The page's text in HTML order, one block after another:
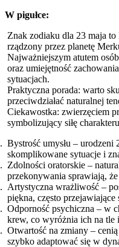
W pigułce:
Znak zodiaku dla 23 maja
rządzony przez planetę
Najważniejszym atutem
oraz umiejętność
sytuacjach.
Praktyczna porada: warto
przeciwdziałać naturalnej
Ciekawostka: zwierzęciem
symbolizujący siłę
Bystrość umysłu – urodzeni
skomplikowane sytuacje i
Zdolności oratorskie –
przekonywania sprawiają,
Artystyczna wrażliwość –
piękna, często
Odporność psychiczna – w
krew, co wyróżnia ich na tle
Otwartość na zmiany –
szybko adaptować się w